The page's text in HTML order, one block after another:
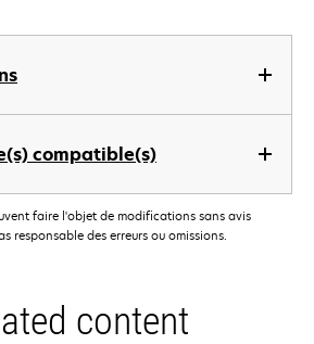
compatible(s)
faire l'objet de modifications sans avis
responsable des erreurs ou omissions.
content